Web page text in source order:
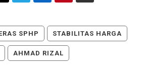
SPHP STABILITAS HARGA
AHMAD RIZAL